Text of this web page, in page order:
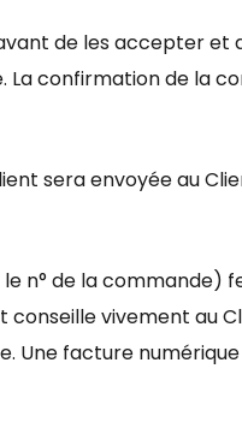
de les accepter
confirmation de la
sera envoyée au
de la commande)
vivement au
facture numérique